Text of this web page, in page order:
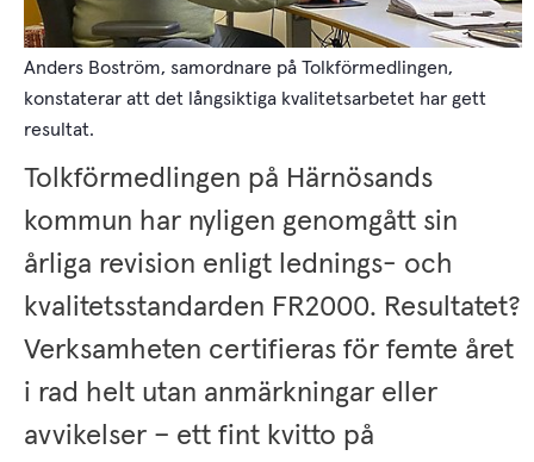
Anders Boström, samordnare på Tolkförmedlingen,
konstaterar att det långsiktiga kvalitetsarbetet har gett
resultat.
Tolkförmedlingen på Härnösands
kommun har nyligen genomgått sin
årliga revision enligt lednings- och
kvalitetsstandarden FR2000. Resultatet?
Verksamheten certifieras för femte året
i rad helt utan anmärkningar eller
avvikelser – ett fint kvitto på